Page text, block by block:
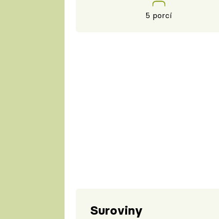
5 porcí
Suroviny